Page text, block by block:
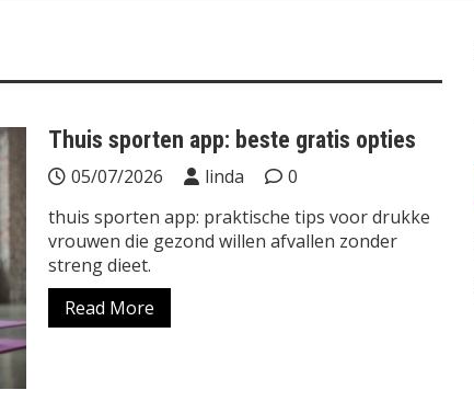
Thuis sporten app: beste gratis opties
05/07/2026 linda
0
thuis sporten app: praktische tips voor drukke
vrouwen die gezond willen afvallen zonder
streng dieet.
Read More